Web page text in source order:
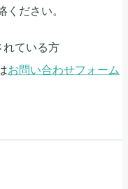
ださい。
ている方
お問い合わせフォーム